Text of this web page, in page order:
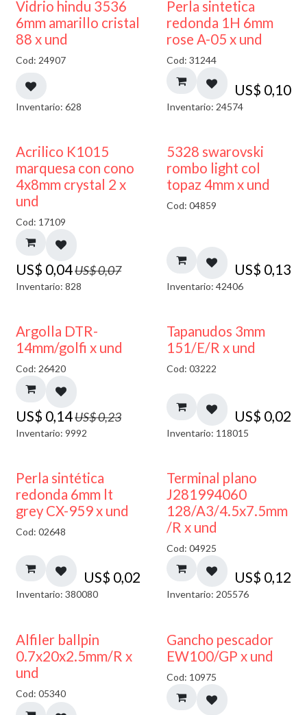
Vidrio hindu 3536
6mm amarillo cristal
88 x und
Cod: 24907
Inventario: 628
Perla sintetica
redonda 1H 6mm
rose A-05 x und
Cod: 31244
US$ 0,10
Inventario: 24574
50% DESCUENTO
Acrilico K1015
marquesa con cono
4x8mm crystal 2 x
und
Cod: 17109
US$ 0,04US$0,07
Inventario: 828
5328 swarovski
rombo light col
topaz 4mm x und
Cod: 04859
US$ 0,13
Inventario: 42406
40% DESCUENTO
Argolla DTR-
14mm/golfi x und
Cod: 26420
US$ 0,14US$0,23
Inventario: 9992
Tapanudos 3mm
151/E/R x und
Cod: 03222
US$ 0,02
Inventario: 118015
Perla sintética
redonda 6mm lt
grey CX-959 x und
Cod: 02648
US$ 0,02
Inventario: 380080
Terminal plano
J281994060
128/A3/4.5x7.5mm
/R x und
Cod: 04925
US$ 0,12
Inventario: 205576
Alfiler ballpin
0.7x20x2.5mm/R x
und
Cod: 05340 40% DESCUENTO
Gancho pescador
EW100/GP x und
Cod: 10975